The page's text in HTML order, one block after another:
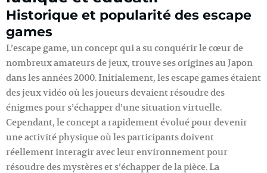
Historique et popularité des escape
games
L’escape game, un concept qui a su conquérir le cœur de
nombreux amateurs de jeux, trouve ses origines au Japon
dans les années 2000. Initialement, les escape games étaient
des jeux vidéo où les joueurs devaient résoudre des
énigmes pour s’échapper d’une situation virtuelle.
Cependant, le concept a rapidement évolué pour devenir
une activité physique où les participants doivent
réellement interagir avec leur environnement pour
résoudre des mystères et s’échapper de la pièce. La